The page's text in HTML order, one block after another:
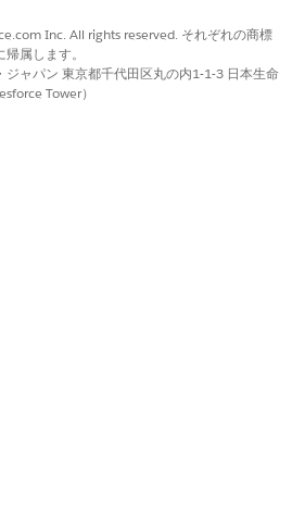
Up Quoting and Budgeting for Home
Inc. All rights reserved. それぞれの商標
属します。
ャパン 東京都千代田区丸の内1-1-3 日本生命
Tower）